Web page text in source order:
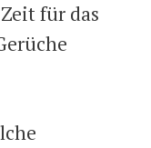
für das